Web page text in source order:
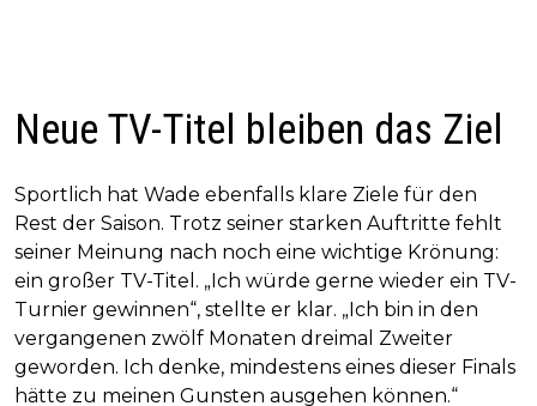
Neue TV-Titel bleiben das Ziel
Sportlich hat Wade ebenfalls klare Ziele für den
Rest der Saison. Trotz seiner starken Auftritte fehlt
seiner Meinung nach noch eine wichtige Krönung:
ein großer TV-Titel. „Ich würde gerne wieder ein TV-
Turnier gewinnen“, stellte er klar. „Ich bin in den
vergangenen zwölf Monaten dreimal Zweiter
geworden. Ich denke, mindestens eines dieser Finals
hätte zu meinen Gunsten ausgehen können.“